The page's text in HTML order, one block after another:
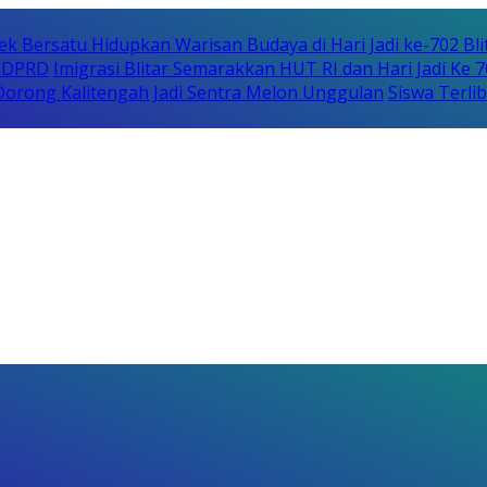
Bersatu Hidupkan Warisan Budaya di Hari Jadi ke-702
Imigrasi Blitar Semarakkan HUT RI dan Hari Jadi Ke
Kalitengah Jadi Sentra Melon Unggulan Siswa